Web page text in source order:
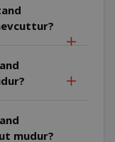
mudur?